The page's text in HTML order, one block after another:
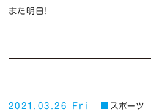
また明日！
2021.03.26 Fri スポーツ